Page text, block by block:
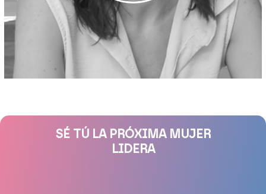
SÉ TÚ LA PRÓXIMA MUJER
LIDERA